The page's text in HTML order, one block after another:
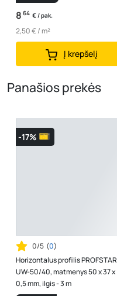
8 64 € / pak.
2,50 € / m²
Į krepšelį
Panašios prekės
-17%
0/5 (0)
Horizontalus profilis PROFSTAR
UW-50/40, matmenys 50 x 37 x
0,5 mm, ilgis - 3 m